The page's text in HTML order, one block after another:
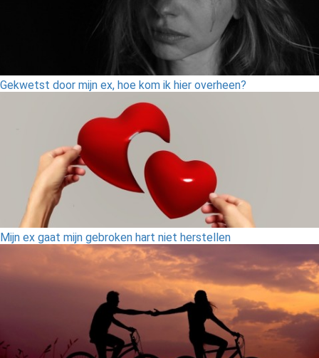
Gekwetst door mijn ex, hoe kom ik hier overheen?
Mijn ex gaat mijn gebroken hart niet herstellen